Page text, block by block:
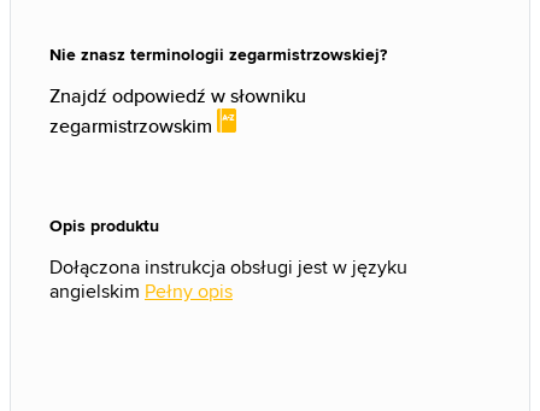
Nie znasz terminologii zegarmistrzowskiej?
Znajdź odpowiedź w słowniku
zegarmistrzowskim
Opis produktu
Dołączona instrukcja obsługi jest w języku
angielskim Pełny opis